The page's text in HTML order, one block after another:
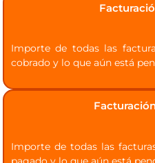
Importe de todas las
cobrado y lo que aún está
Importe de todas las